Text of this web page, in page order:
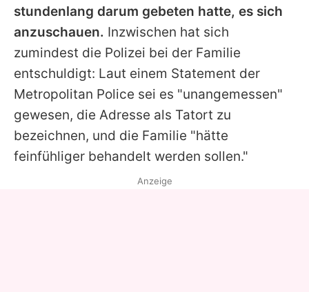
stundenlang darum gebeten hatte, es sich
anzuschauen. Inzwischen hat sich
zumindest die Polizei bei der Familie
entschuldigt: Laut einem Statement der
Metropolitan Police sei es "unangemessen"
gewesen, die Adresse als Tatort zu
bezeichnen, und die Familie "hätte
feinfühliger behandelt werden sollen."
Anzeige